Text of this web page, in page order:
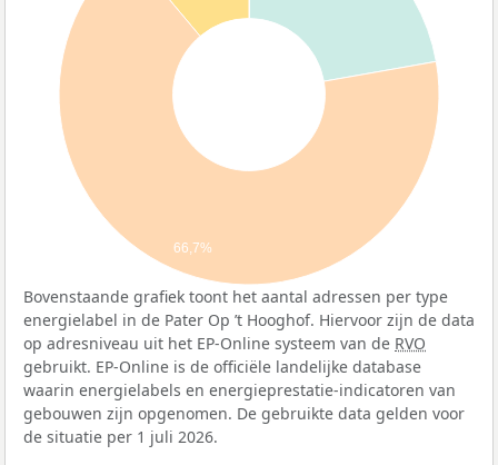
66,7%
Bovenstaande grafiek toont het aantal adressen per type
energielabel in de Pater Op ’t Hooghof. Hiervoor zijn de data
op adresniveau uit het EP-Online systeem van de RVO
gebruikt. EP-Online is de officiële landelijke database
waarin energielabels en energieprestatie-indicatoren van
gebouwen zijn opgenomen. De gebruikte data gelden voor
de situatie per 1 juli 2026.